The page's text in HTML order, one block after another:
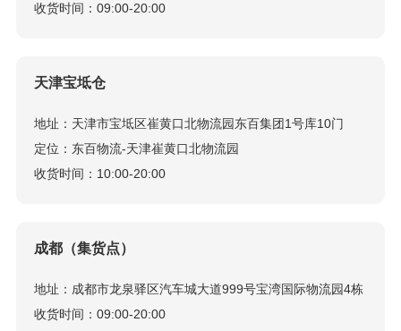
收货时间：09:00-20:00
天津宝坻仓
地址：天津市宝坻区崔黄口北物流园东百集团1号库10门
定位：东百物流-天津崔黄口北物流园
收货时间：10:00-20:00
成都（集货点）
地址：成都市龙泉驿区汽车城大道999号宝湾国际物流园4栋
收货时间：09:00-20:00